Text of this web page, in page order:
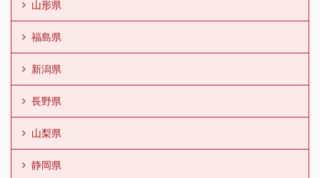
山形県
福島県
新潟県
長野県
山梨県
静岡県